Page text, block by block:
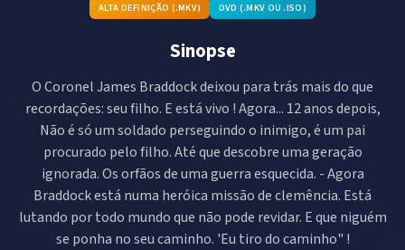
ALTA DEFINIÇÃO (.MKV) DVD (.MKV OU .ISO)
Sinopse
O Coronel James Braddock deixou para trás mais do que
recordações: seu filho. E está vivo ! Agora... 12 anos depois,
Não é só um soldado perseguindo o inimigo, é um pai
procurado pelo filho. Até que descobre uma geração
ignorada. Os orfãos de uma guerra esquecida. - Agora
Braddock está numa heróica missão de clemência. Está
lutando por todo mundo que não pode revidar. E que niguém
se ponha no seu caminho. 'Eu tiro do caminho" !